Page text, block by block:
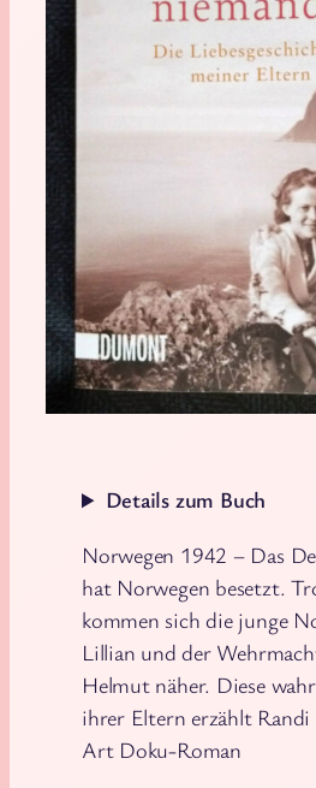
Details zum Buch
Norwegen 1942 – Das
hat Norwegen besetzt.
kommen sich die junge
Lillian und der
Helmut näher. Diese
ihrer Eltern erzählt
Art Doku-Roman